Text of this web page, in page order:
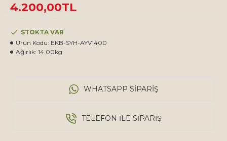
STOKTA VAR
Ürün Kodu: EKB-SYH-AYV1400
Ağırlık: 14.00kg
4.200,00TL
WHATSAPP SIPARIŞ
TELEFON ILE SIPARIŞ